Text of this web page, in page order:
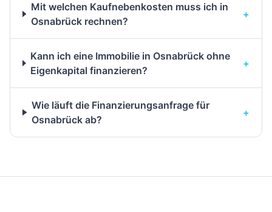
Mit welchen Kaufnebenkosten muss ich in
Osnabrück rechnen?
+
Kann ich eine Immobilie in Osnabrück ohne
Eigenkapital finanzieren?
+
Wie läuft die Finanzierungsanfrage für
Osnabrück ab?
+